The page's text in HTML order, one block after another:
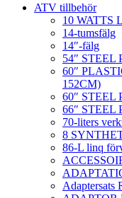
ATV tillbehör
10 WATTS
14-tumsfälg
14″-fälg
54″ STEEL
60″
152CM)
60″ STEEL
66″ STEEL
70-liters
8
86-L linq
Adaptersats